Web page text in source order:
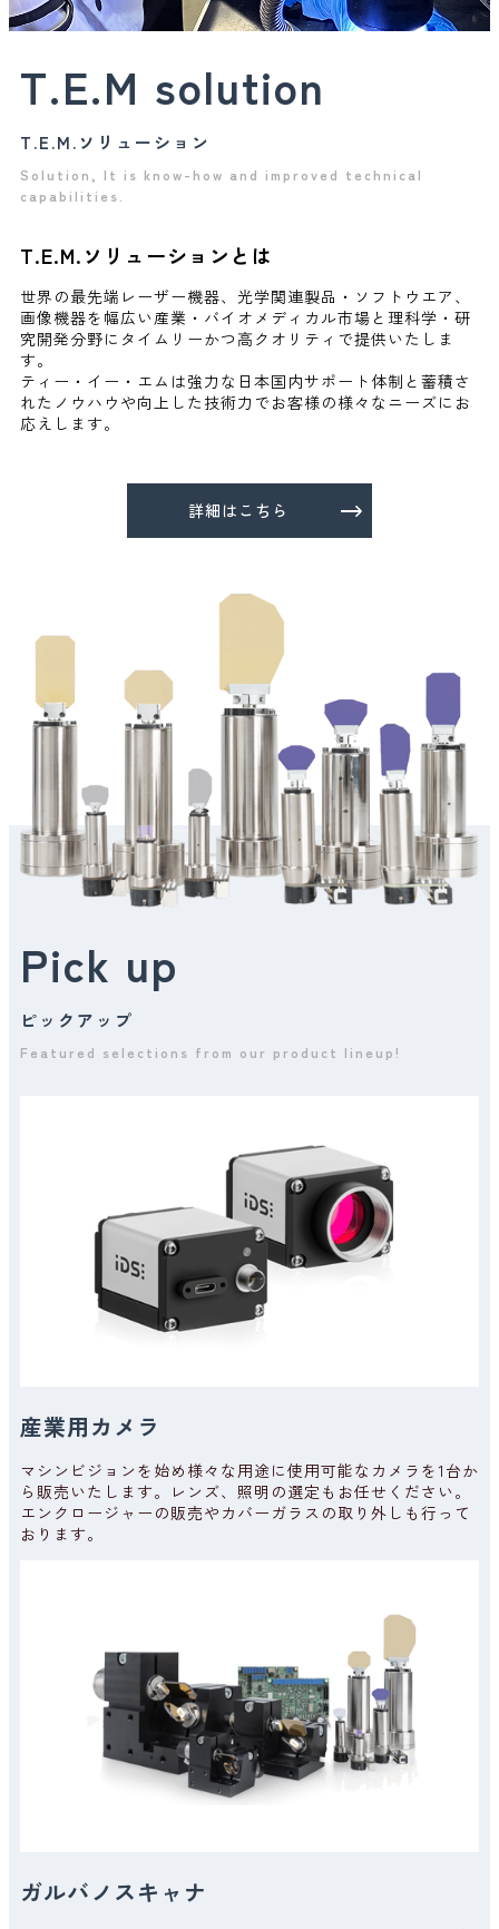
2026.03.09 イベント
JSAP EXPO Spring 2026（第73回応用物理学会春季学術講
演会）出展のお知らせ
知らせ
2026.02.02 お知らせ
【ラインアップ拡充！即納可！】IDSカメラスペシャルプ
お知らせ
Wasatch Photonics ラマンXSシリーズ応用事例に関する
技術情報公開
2025.12.03 イベント
国際ロボット展（iREX2025）出展中！
2025.11.13
Photonix（光・レーザー技術展）2025東京展 出展
Photonix（光・レーザー技術展）2025東京展 出展のお知
イベント
InterOpto 2025 光とレーザーの科学技術フェア 出展のお
らせ
2025.06.20
2025.05.14 イベント
第1回関西ロボデックス（ロボット開発・活用展）出展中
Photonix大阪（接着・接合展）2025 出展中！！！
T.E.M solution
T.E.M.ソリューション
Solution, It is know-how and improved technical
capabilities.
T.E.M.ソリューションとは
世界の最先端レーザー機器、光学関連製品・ソフトウエア、
画像機器を幅広い産業・バイオメディカル市場と理科学・研
究開発分野にタイムリーかつ高クオリティで提供いたしま
す。
ティー・イー・エムは強力な日本国内サポート体制と蓄積さ
れたノウハウや向上した技術力でお客様の様々なニーズにお
応えします。
詳細はこちら
Pick up
ピックアップ
Featured selections from our product lineup!
産業用カメラ
マシンビジョンを始め様々な用途に使用可能なカメラを1台か
ら販売いたします。レンズ、照明の選定もお任せください。
エンクロージャーの販売やカバーガラスの取り外しも行って
おります。
ガルバノスキャナ